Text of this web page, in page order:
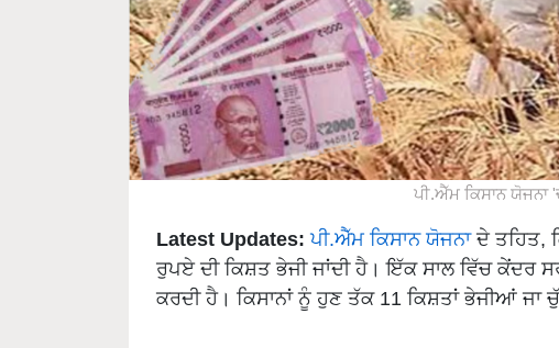
ਪੀ.ਐੱਮ ਕਿਸਾਨ ਯੋਜਨਾ
Latest Updates: ਪੀ.ਐੱਮ ਕਿਸਾਨ ਯੋਜਨਾਦੇ ਤਹਿਤ,
ਰੁਪਏ ਦੀ ਕਿਸ਼ਤ ਭੇਜੀ ਜਾਂਦੀ ਹੈ। ਇੱਕ ਸਾਲ ਵਿੱਚ ਕੇਂਦਰ
ਕਰਦੀ ਹੈ। ਕਿਸਾਨਾਂ ਨੂੰ ਹੁਣ ਤੱਕ 11 ਕਿਸ਼ਤਾਂ ਭੇਜੀਆਂ ਜਾ